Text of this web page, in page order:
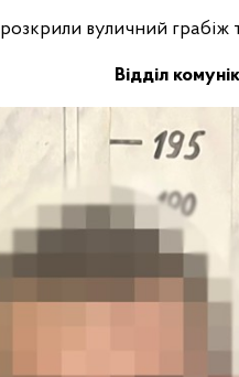
вуличний грабіж
Відділ